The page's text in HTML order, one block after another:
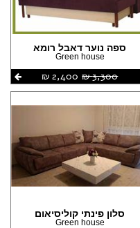
ספה נוער דאבל רומא
Green house
3,300 ‏₪
2,400 ‏₪
סלון פינתי קוליסיאום
Green house